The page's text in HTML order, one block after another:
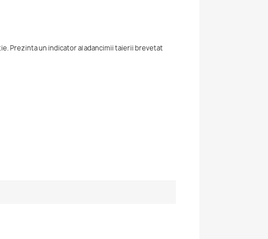
Prezinta un indicator al adancimii taierii brevetat